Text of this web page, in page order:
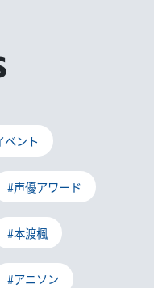
ベント
#声優アワード
#本渡楓
#アニソン